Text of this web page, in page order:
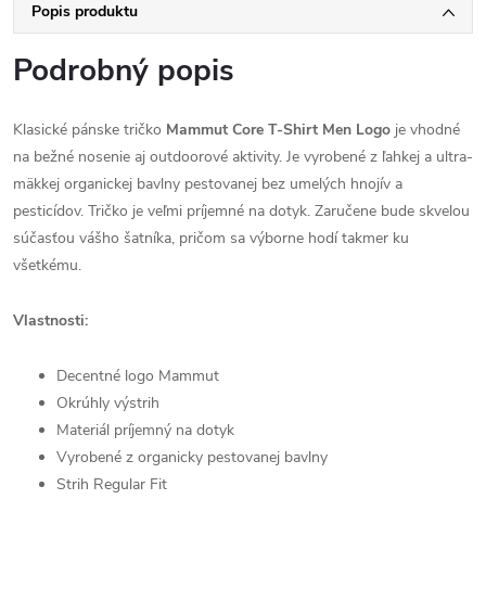
Popis produktu
Podrobný popis
Klasické pánske tričko Mammut Core T-Shirt Men Logo je vhodné
na bežné nosenie aj outdoorové aktivity. Je vyrobené z ľahkej a ultra-
mäkkej organickej bavlny pestovanej bez umelých hnojív a
pesticídov. Tričko je veľmi príjemné na dotyk. Zaručene bude skvelou
súčasťou vášho šatníka, pričom sa výborne hodí takmer ku
všetkému.
Vlastnosti:
Decentné logo Mammut
Okrúhly výstrih
Materiál príjemný na dotyk
Vyrobené z organicky pestovanej bavlny
Strih Regular Fit